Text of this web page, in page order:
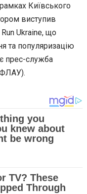
Київського
виступив
Run Ukraine, що
та популяризацію
прес-служба